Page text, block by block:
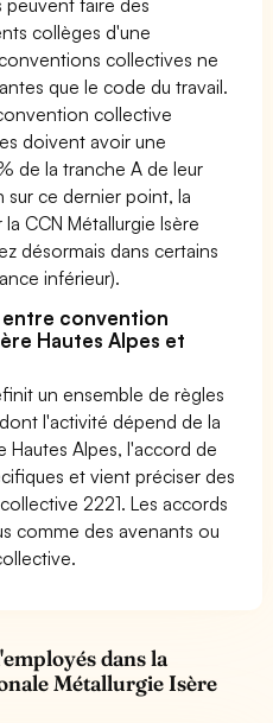
collèges d'une
collectives ne
que le code du travail.
collective
doivent avoir une
de la tranche A de leur
sur ce dernier point, la
CCN Métallurgie Isère
désormais dans certains
inférieur).
convention
Hautes Alpes et
un ensemble de règles
l'activité dépend de la
Hautes Alpes, l'accord de
et vient préciser des
2221. Les accords
comme des avenants ou
dans la
Métallurgie Isère